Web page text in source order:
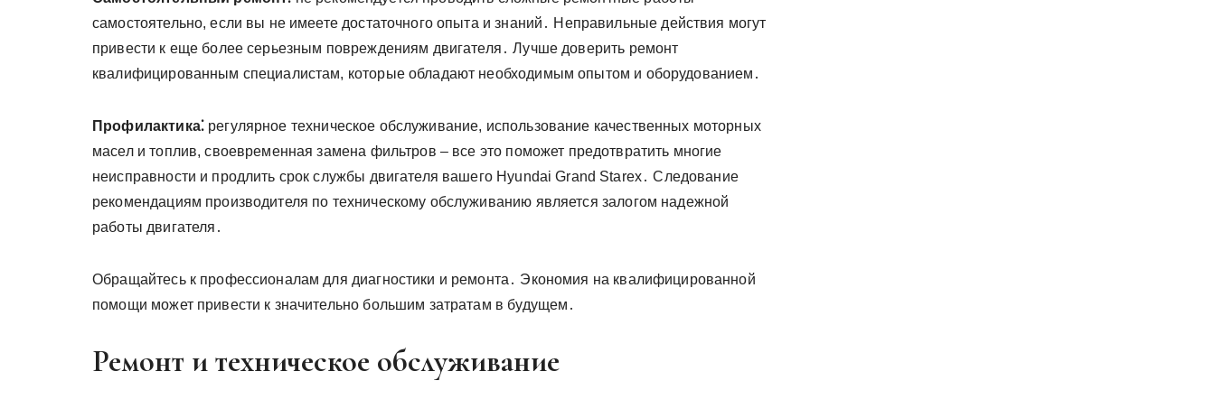
самостоятельно, если вы не имеете достаточного опыта и знаний․ Неправильные действия могут
привести к еще более серьезным повреждениям двигателя․ Лучше доверить ремонт
квалифицированным специалистам, которые обладают необходимым опытом и оборудованием․
Профилактика⁚регулярное техническое обслуживание, использование качественных моторных
масел и топлив, своевременная замена фильтров – все это поможет предотвратить многие
неисправности и продлить срок службы двигателя вашего Hyundai Grand Starex․ Следование
рекомендациям производителя по техническому обслуживанию является залогом надежной
работы двигателя․
Обращайтесь к профессионалам для диагностики и ремонта․ Экономия на квалифицированной
помощи может привести к значительно большим затратам в будущем․
Ремонт и техническое обслуживание